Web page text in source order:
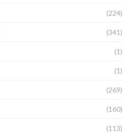
(224)
(341)
(1)
(1)
(269)
(160)
(113)